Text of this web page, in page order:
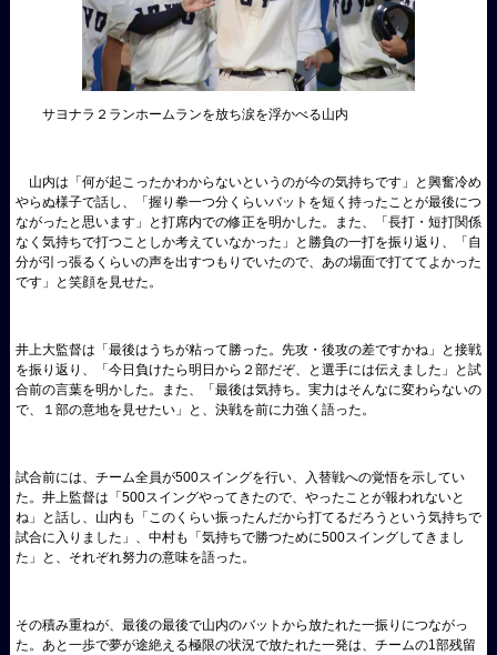
サヨナラ２ランホームランを放ち涙を浮かべる山内
山内は「何が起こったかわからないというのが今の気持ちです」と興奮冷め
やらぬ様子で話し、「握り拳一つ分くらいバットを短く持ったことが最後につ
ながったと思います」と打席内での修正を明かした。また、「長打・短打関係
なく気持ちで打つことしか考えていなかった」と勝負の一打を振り返り、「自
分が引っ張るくらいの声を出すつもりでいたので、あの場面で打ててよかった
です」と笑顔を見せた。
井上大監督は「最後はうちが粘って勝った。先攻・後攻の差ですかね」と接戦
を振り返り、「今日負けたら明日から２部だぞ、と選手には伝えました」と試
合前の言葉を明かした。また、「最後は気持ち。実力はそんなに変わらないの
で、１部の意地を見せたい」と、決戦を前に力強く語った。
試合前には、チーム全員が500スイングを行い、入替戦への覚悟を示してい
た。井上監督は「500スイングやってきたので、やったことが報われないと
ね」と話し、山内も「このくらい振ったんだから打てるだろうという気持ちで
試合に入りました」、中村も「気持ちで勝つために500スイングしてきまし
た」と、それぞれ努力の意味を語った。
その積み重ねが、最後の最後で山内のバットから放たれた一振りにつながっ
た。あと一歩で夢が途絶える極限の状況で放たれた一発は、チームの1部残留